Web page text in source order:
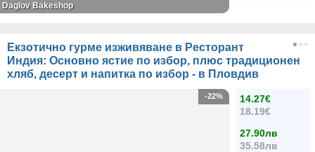
Daglov Bakeshop
Екзотично гурме изживяване в Ресторант
Индия: Основно ястие по избор, плюс традиционен
хляб, десерт и напитка по избор - в Пловдив
14.27€
18.19€
27.90лв
35.58лв
-22%